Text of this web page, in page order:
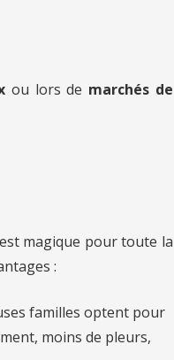
ou lors de marchés de
magique pour toute la
:
familles optent pour
moins de pleurs,